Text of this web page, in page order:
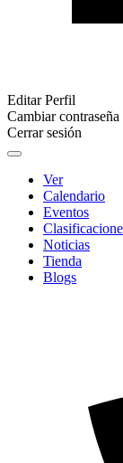
Editar Perfil
Cambiar contraseña
Cerrar sesión
Ver
Calendario
Eventos
Noticias
Tienda
Blogs